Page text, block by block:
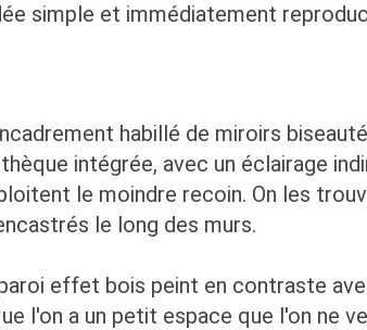
simple et immédiatement
habillé de miroirs
intégrée, avec un éclairage
le moindre recoin. On les
le long des murs.
effet bois peint en contraste
l'on a un petit espace que l'on ne